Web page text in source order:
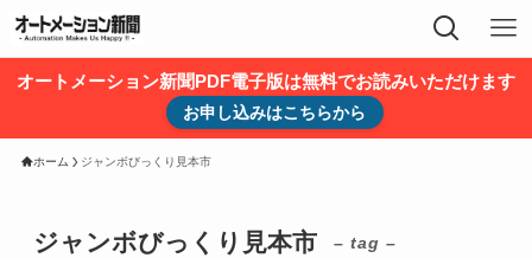
オートメーション新聞PDF電子版は無料でお読みいただけます
お申し込みはこちらから
ホーム ジャンボびっくり見本市
ジャンボびっくり見本市 – tag –